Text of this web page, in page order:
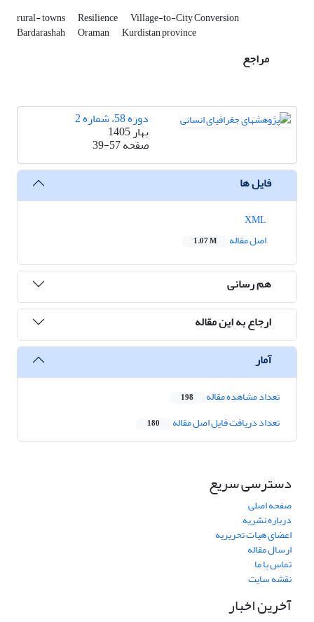
rural- towns Resilience Village-to-City Conversion
Bardarashah Oraman Kurdistan province
مراجع
دوره 58، شماره 2
بهار 1405
صفحه39-57
فایل ها
اصل مقاله
1.07 M
هم رسانی
ارجاع به این مقاله
آمار
تعداد مشاهده مقاله 198
تعداد دریافت فایل اصل مقاله 180
دسترسی سریع
صفحه اصلی
درباره نشریه
اعضای هیات تحریریه
ارسال مقاله
تماس با ما
نقشه سایت
آخرین اخبار